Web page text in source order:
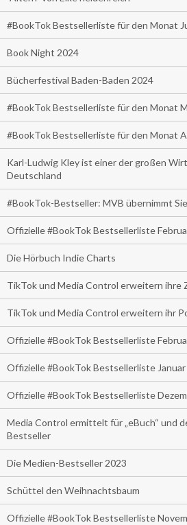
#BookTok Bestsellerliste für den Monat
Book Night 2024
Bücherfestival Baden-Baden 2024
#BookTok Bestsellerliste für den Monat
#BookTok Bestsellerliste für den Monat
Karl-Ludwig Kley ist einer der großen
Deutschland
#BookTok-Bestseller: MVB übernimmt
Offizielle #BookTok Bestsellerliste
Die Hörbuch Indie Charts
TikTok und Media Control erweitern ihre
TikTok und Media Control erweitern ihr
Offizielle #BookTok Bestsellerliste
Offizielle #BookTok Bestsellerliste
Offizielle #BookTok Bestsellerliste
Media Control ermittelt für „eBuch“ und
Bestseller
Die Medien-Bestseller 2023
Schüttel den Weihnachtsbaum
Offizielle #BookTok Bestsellerliste